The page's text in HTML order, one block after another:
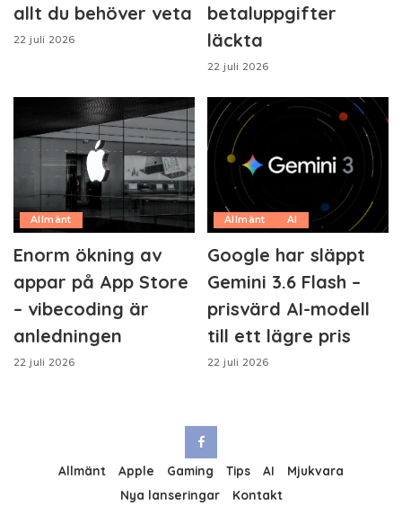
allt du behöver veta
22 juli 2026
betaluppgifter
läckta
22 juli 2026
Allmänt
Enorm ökning av
appar på App Store
– vibecoding är
anledningen
22 juli 2026
Allmänt AI
Google har släppt
Gemini 3.6 Flash –
prisvärd AI-modell
till ett lägre pris
22 juli 2026
Allmänt Apple Gaming Tips AI
Mjukvara
Nya lanseringar
Kontakt